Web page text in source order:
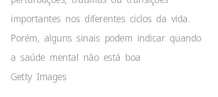
importantes nos diferentes ciclos da vida.
Porém, alguns sinais podem indicar quando
a saúde mental não está boa
Getty Images